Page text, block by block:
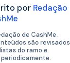
por Redação
de CashMe.
são revisados
do ramo e